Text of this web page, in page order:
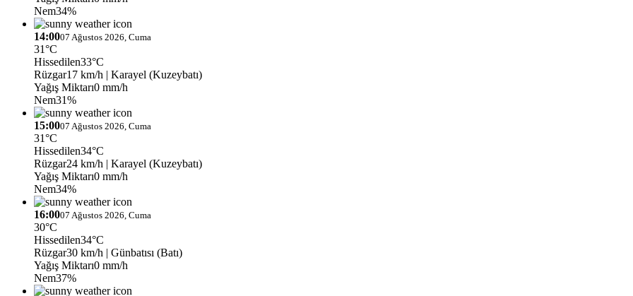
Nem34%
14:0007 Ağustos 2026, Cuma
31°C
Hissedilen33°C
Rüzgar17 km/h | Karayel (Kuzeybatı)
Yağış Miktarı0 mm/h
Nem31%
15:0007 Ağustos 2026, Cuma
31°C
Hissedilen34°C
Rüzgar24 km/h | Karayel (Kuzeybatı)
Yağış Miktarı0 mm/h
Nem34%
16:0007 Ağustos 2026, Cuma
30°C
Hissedilen34°C
Rüzgar30 km/h | Günbatısı (Batı)
Yağış Miktarı0 mm/h
Nem37%